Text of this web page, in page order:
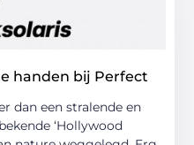
handen bij Perfect
dan een stralende en
‘Hollywood